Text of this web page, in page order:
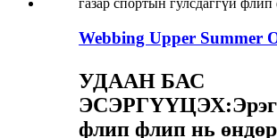
Webbing Upper Summer
УДААН БАС
ЭСЭРГҮҮЦЭХ:
флип флип нь өндөр